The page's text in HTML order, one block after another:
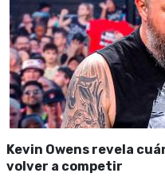
Kevin Owens revela
volver a competir